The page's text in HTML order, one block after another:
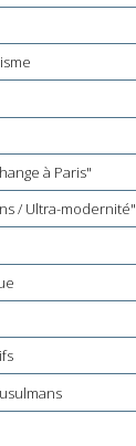
à Paris"
/ Ultra-modernité"